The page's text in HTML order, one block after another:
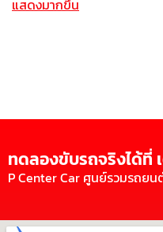
แสดงมากขึ้น
ทดลองขับรถจริงได้
P Center Car ศูนย์รวมรถ